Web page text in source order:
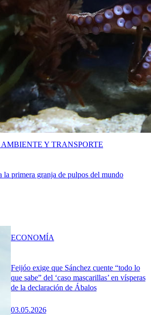
la primera granja de pulpos del mundo
Y TRANSPORTE
Feijóo exige que Sánchez cuente “todo lo
que sabe” del ‘caso mascarillas’ en vísperas
de la declaración de Ábalos
03.05.2026
ECONOMÍA